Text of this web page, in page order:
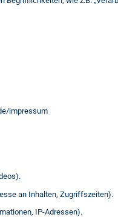
impressum
an Inhalten, Zugriffszeiten).
IP-Adressen).